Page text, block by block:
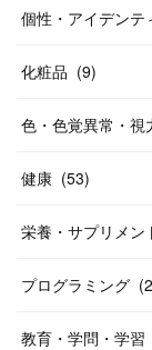
個性・アイデンテ
化粧品 (9)
色・色覚異常・視
健康 (53)
栄養・サプリメン
プログラミング (
教育・学問・学習